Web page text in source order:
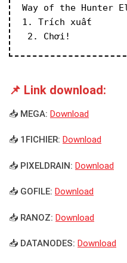
Way of the Hunter
1. Trích xuất
2. Chơi!
📌 Link download:
📥 MEGA: Download
📥 1FICHIER: Download
📥 PIXELDRAIN: Download
📥 GOFILE: Download
📥 RANOZ: Download
📥 DATANODES: Download